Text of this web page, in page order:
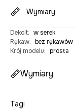
Wymiary
Dekolt: w serek
Rękaw: bez rękawów
Krój modelu: prosta
Wymiary
Tagi